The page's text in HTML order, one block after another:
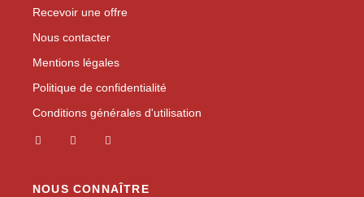
Recevoir une offre
Nous contacter
Mentions légales
Politique de confidentialité
Conditions générales d'utilisation
NOUS CONNAÎTRE